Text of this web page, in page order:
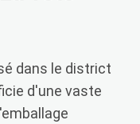
dans le district
d'une vaste